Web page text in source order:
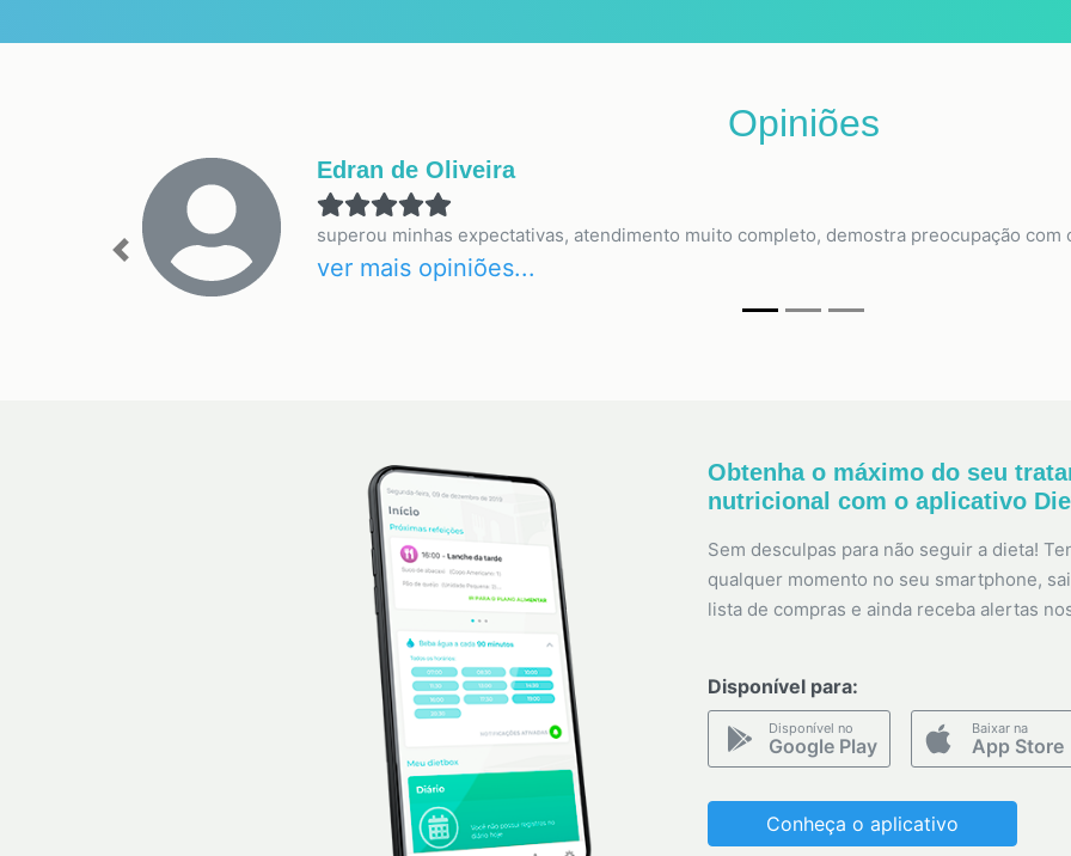
Opiniões
Edran de Oliveira
superou minhas expectativas, atendimento muito completo, demostra preocupação
ver mais opiniões...
Previous
Obtenha o máximo do seu
nutricional com o aplicativo
Sem desculpas para não seguir a dieta!
qualquer momento no seu smartphone,
lista de compras e ainda receba alertas
Disponível para:
Disponível no
Google Play
Baixar na
App Store
Conheça o aplicativo